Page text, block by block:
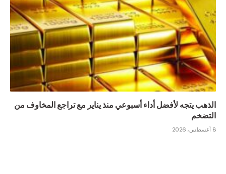
الذهب يتجه لأفضل أداء أسبوعي منذ يناير مع تراجع المخاوف من
التضخم
8 أغسطس، 2026